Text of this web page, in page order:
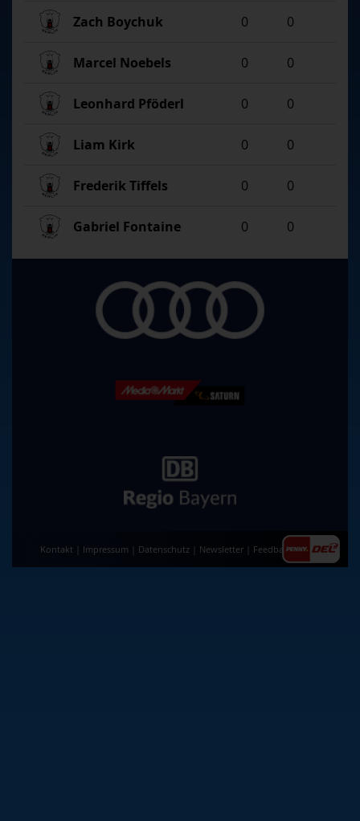
Zach Boychuk 0 0
Marcel Noebels 0 0
Leonhard Pföderl 0 0
Liam Kirk 0 0
Frederik Tiffels 0 0
Gabriel Fontaine 0 0
Kontakt Impressum Datenschutz Newsletter Feedback|AGB